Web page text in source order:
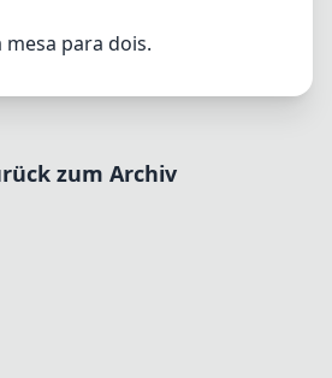
para dois.
zum Archiv